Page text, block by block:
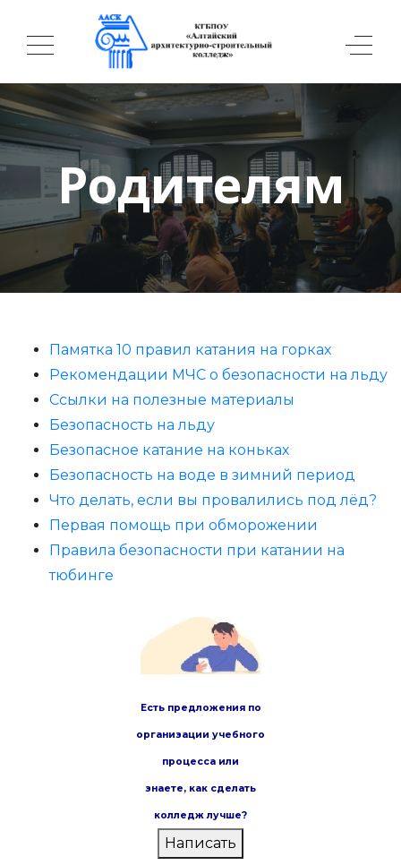
Родителям
Памятка 10 правил катания на горках
Рекомендации МЧС о безопасности на льду
Ссылки на полезные материалы
Безопасность на льду
Безопасное катание на коньках
Безопасность на воде в зимний период
Что делать, если вы провалились под лёд?
Первая помощь при обморожении
Правила безопасности при катании на
тюбинге
Есть предложения по
организации учебного
процесса или
знаете, как сделать
колледж лучше?
Написать